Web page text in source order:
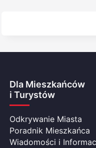
Dla Mieszkańców
i Turystów
Odkrywanie Miasta
Poradnik Mieszkańca
Wiadomości i